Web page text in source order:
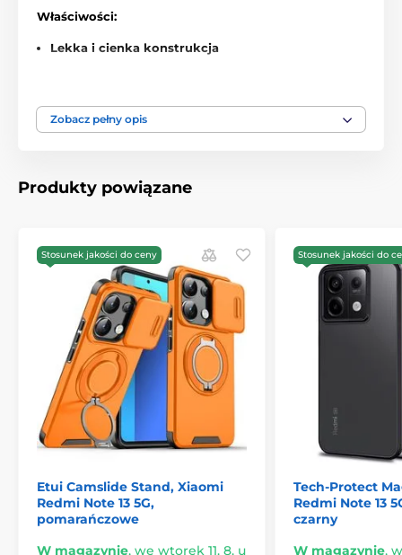
Właściwości:
Lekka i cienka konstrukcja
Stylowo czyste białe wykonanie
Zobacz pełny opis
Produkty powiązane
Stosunek jakości do ceny
Etui Camslide Stand, Xiaomi
Redmi Note 13 5G,
pomarańczowe
W magazynie, we wtorek 11. 8. u
Stosunek jakości do
Tech-Protect
Redmi Note 13
czarny
W magazynie,